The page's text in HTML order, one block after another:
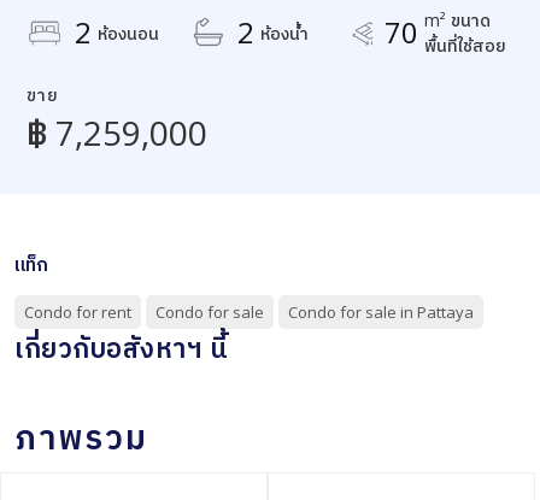
2 ห้องนอน 2 ห้องน้ำ 70 m² ขนาด
พื้นที่ใช้สอย
ขาย
฿ 7,259,000
แท็ก
Condo for rent Condo for sale Condo for sale in Pattaya
เกี่ยวกับอสังหาฯ นี้
ภาพรวม